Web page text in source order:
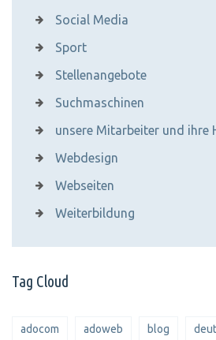
Social Media
Sport
Stellenangebote
Suchmaschinen
unsere Mitarbeiter und ihre
Webdesign
Webseiten
Weiterbildung
Tag Cloud
adocom adoweb blog